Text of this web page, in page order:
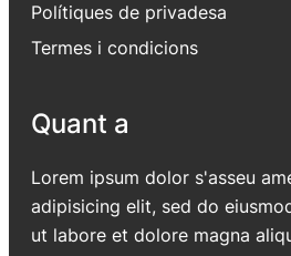
Polítiques de privadesa
Termes i condicions
Quant a
Lorem ipsum dolor s'asseu
adipisicing elit, sed do
ut labore et dolore magna